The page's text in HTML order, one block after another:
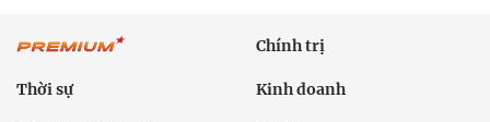
Chính trị
Thời sự Kinh doanh